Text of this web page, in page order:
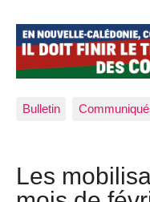
Bulletin
Les